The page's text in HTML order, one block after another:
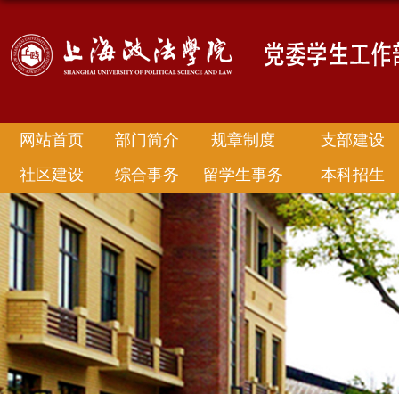
网站首页 部门简介 规章制度
支部建设
社区建设
综合事务 留学生事务 本科招生